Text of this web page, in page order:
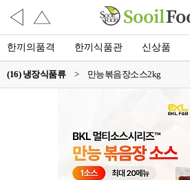
한끼의품격 한끼식품관 신상품
(16) 냉장식품류 > 만능볶음장소스2kg